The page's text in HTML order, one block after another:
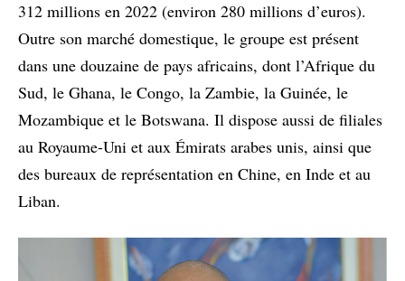
312 millions en 2022 (environ 280 millions d’euros).
Outre son marché domestique, le groupe est présent
dans une douzaine de pays africains, dont l’Afrique du
Sud, le Ghana, le Congo, la Zambie, la Guinée, le
Mozambique et le Botswana. Il dispose aussi de filiales
au Royaume-Uni et aux Émirats arabes unis, ainsi que
des bureaux de représentation en Chine, en Inde et au
Liban.